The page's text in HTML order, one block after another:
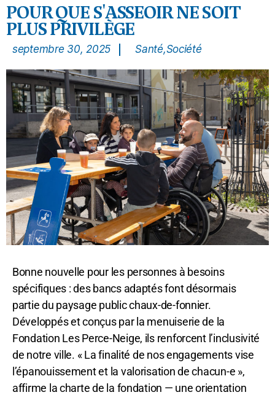
POUR QUE S'ASSEOIR NE SOIT
PLUS PRIVILÈGE
septembre 30, 2025 Santé,Société
Bonne nouvelle pour les personnes à besoins
spécifiques : des bancs adaptés font désormais
partie du paysage public chaux-de-fonnier.
Développés et conçus par la menuiserie de la
Fondation Les Perce-Neige, ils renforcent l’inclusivité
de notre ville. « La finalité de nos engagements vise
l’épanouissement et la valorisation de chacun-e »,
affirme la charte de la fondation — une orientation